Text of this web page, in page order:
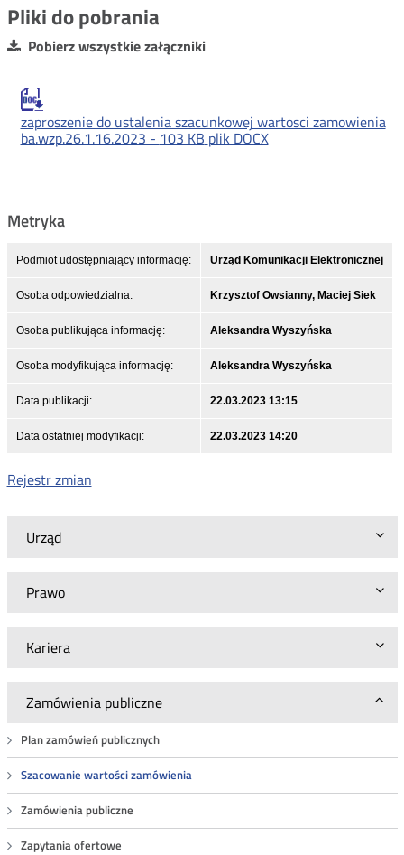
Urząd
Prawo
Kariera
Zamówienia publiczne
Plan zamówień publicznych
Szacowanie wartości zamówienia
Zamówienia publiczne
Zapytania ofertowe
Pliki do pobrania
Pobierz wszystkie załączniki
zaproszenie do ustalenia szacunkowej wartosci zamowienia
ba.wzp.26.1.16.2023 - 103 KB plik DOCX
Metryka
Podmiot udostępniający informację: Urząd Komunikacji Elektronicznej
Osoba odpowiedzialna: Krzysztof Owsianny, Maciej Siek
Osoba publikująca informację: Aleksandra Wyszyńska
Osoba modyfikująca informację: Aleksandra Wyszyńska
Data publikacji: 22.03.2023 13:15
Data ostatniej modyfikacji: 22.03.2023 14:20
Rejestr zmian